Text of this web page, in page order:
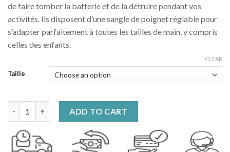
de faire tomber la batterie et de la détruire pendant vos
activités. Ils disposent d’une sangle de poignet réglable pour
s’adapter parfaitement à toutes les tailles de main, y compris
celles des enfants.
Taille
CLEAR
ADD TO CART